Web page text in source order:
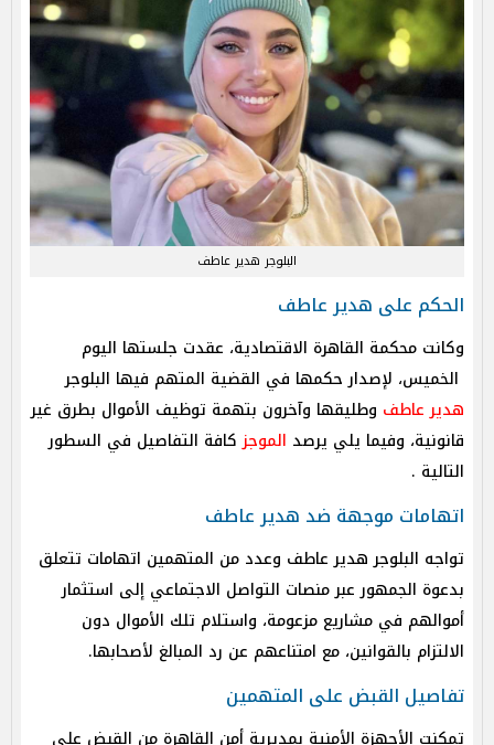
البلوجر هدير عاطف
الحكم على هدير عاطف
وكانت محكمة القاهرة الاقتصادية، عقدت جلستها اليوم
الخميس، لإصدار حكمها في القضية المتهم فيها البلوجر
هدير عاطف وطليقها وآخرون بتهمة توظيف الأموال بطرق غير
قانونية، وفيما يلي يرصد الموجزكافة التفاصيل في السطور
التالية .
اتهامات موجهة ضد هدير عاطف
تواجه البلوجر هدير عاطف وعدد من المتهمين اتهامات تتعلق
بدعوة الجمهور عبر منصات التواصل الاجتماعي إلى استثمار
أموالهم في مشاريع مزعومة، واستلام تلك الأموال دون
الالتزام بالقوانين، مع امتناعهم عن رد المبالغ لأصحابها.
تفاصيل القبض على المتهمين
تمكنت الأجهزة الأمنية بمديرية أمن القاهرة من القبض على